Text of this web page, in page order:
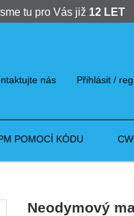
tu pro Vás již 12 LET
nás Přihlásit /
POMOCÍ KÓDU
Neodymový